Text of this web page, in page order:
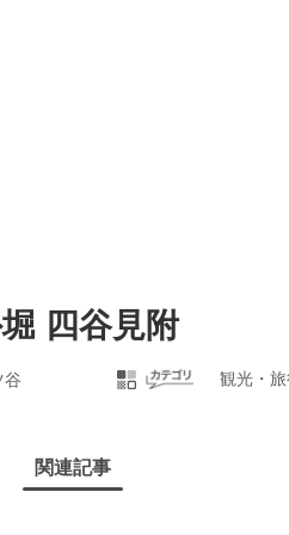
四谷見附
谷 観光・
関連記事